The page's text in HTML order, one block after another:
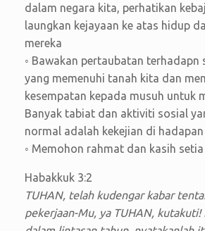
dalam negara kita, perhatikan
laungkan kejayaan ke atas hidup
mereka
◦ Bawakan pertaubatan terhadapn
yang memenuhi tanah kita dan
kesempatan kepada musuh untuk
Banyak tabiat dan aktiviti sosial
normal adalah kekejian di hadapan
◦ Memohon rahmat dan kasih
Habakkuk 3:2
TUHAN, telah kudengar kabar
pekerjaan-Mu, ya TUHAN,